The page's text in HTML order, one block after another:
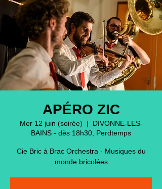
APÉRO ZIC
Mer 12 juin (soirée)
  |
DIVONNE-LES-
BAINS - dès 18h30, Perdtemps
Cie Bric à Brac Orchestra - Musiques du
monde bricolées